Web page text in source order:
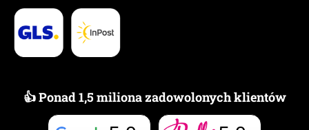
👍 Ponad 1,5 miliona zadowolonych klientów